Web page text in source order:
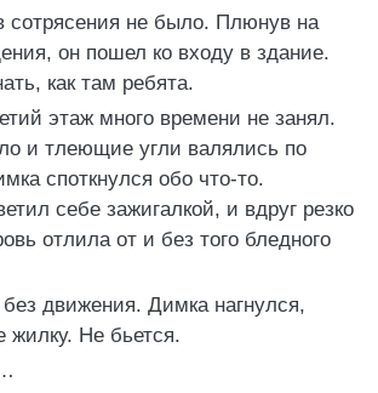
сотрясения не было. Плюнув на
он пошел ко входу в здание.
как там ребята.
этаж много времени не занял.
и тлеющие угли валялись по
споткнулся обо что-то.
себе зажигалкой, и вдруг резко
отлила от и без того бледного
движения. Димка нагнулся,
Не бьется.